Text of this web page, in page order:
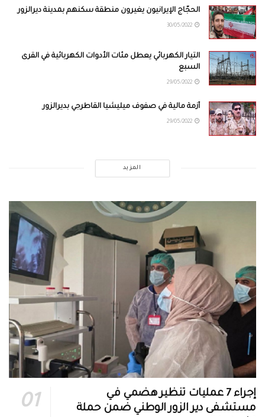
الحجّاج الإيرانيون يغيرون منطقة سكنهم بمدينة ديرالزور
التيار الكهربائي يعطل مئات الأدوات الكهربائية في القرى
السبع
أزمة مالية في صفوف ميليشيا القاطرجي بديرالزور
المزيد
إجراء 7 عمليات تنظير هضمي في
مستشفى دير الزور الوطني ضمن حملة